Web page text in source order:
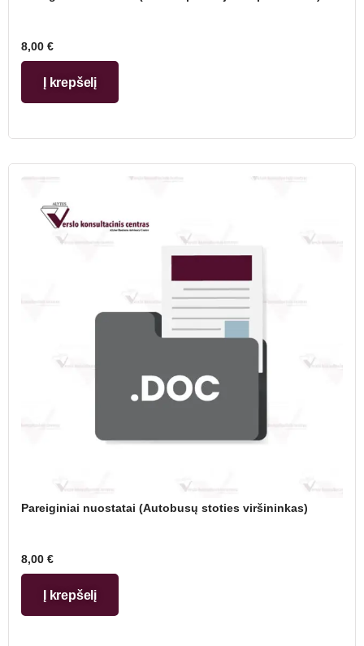
8,00 €
Į krepšelį
Pareiginiai nuostatai (Autobusų stoties viršininkas)
8,00 €
Į krepšelį